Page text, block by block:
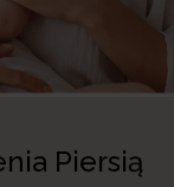
Piersią